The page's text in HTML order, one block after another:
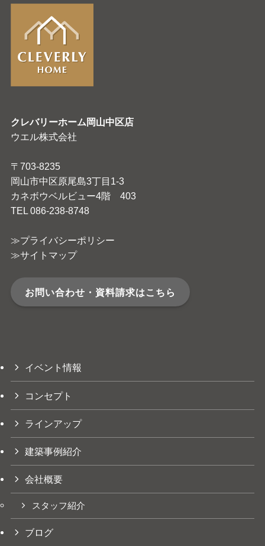
クレバリーホーム岡山中区店
ウエル株式会社
〒703-8235
岡山市中区原尾島3丁目1-3
カネボウベルビュー4階 403
TEL 086-238-8748
≫プライバシーポリシー
≫サイトマップ
お問い合わせ・資料請求はこちら
イベント情報
コンセプト
ラインアップ
建築事例紹介
会社概要
スタッフ紹介
ブログ